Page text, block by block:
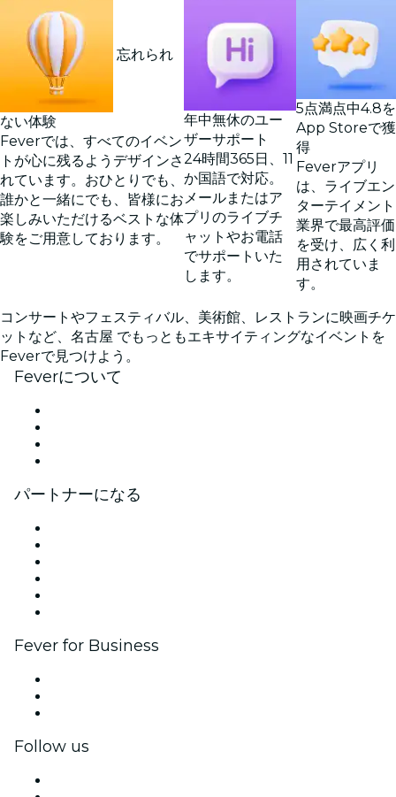
忘れられ
ない体験
Feverでは、すべてのイベン
トが心に残るようデザインさ
れています。おひとりでも、
誰かと一緒にでも、皆様にお
楽しみいただけるベストな体
験をご用意しております。
年中無休のユー
ザーサポート
24時間365日、11
か国語で対応。
メールまたはア
プリのライブチ
ャットやお電話
でサポートいた
します。
5点満点中4.8を
App Storeで獲
得
Feverアプリ
は、ライブエン
ターテイメント
業界で最高評価
を受け、広く利
用されていま
す。
コンサートやフェスティバル、美術館、レストランに映画チケ
ットなど、名古屋 でもっともエキサイティングなイベントを
Feverで見つけよう。
Feverについて
パートナーになる
Fever for Business
Follow us